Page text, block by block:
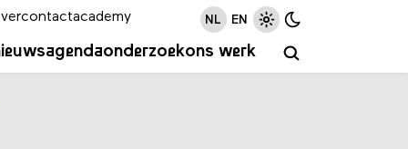
agendaonderzoekons werk
contactacademy NL EN